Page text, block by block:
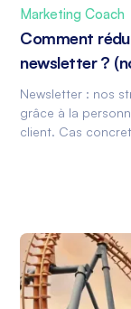
Marketing Coach
Comment
newsletter ?
Newsletter : nos
grâce à la
client. Cas